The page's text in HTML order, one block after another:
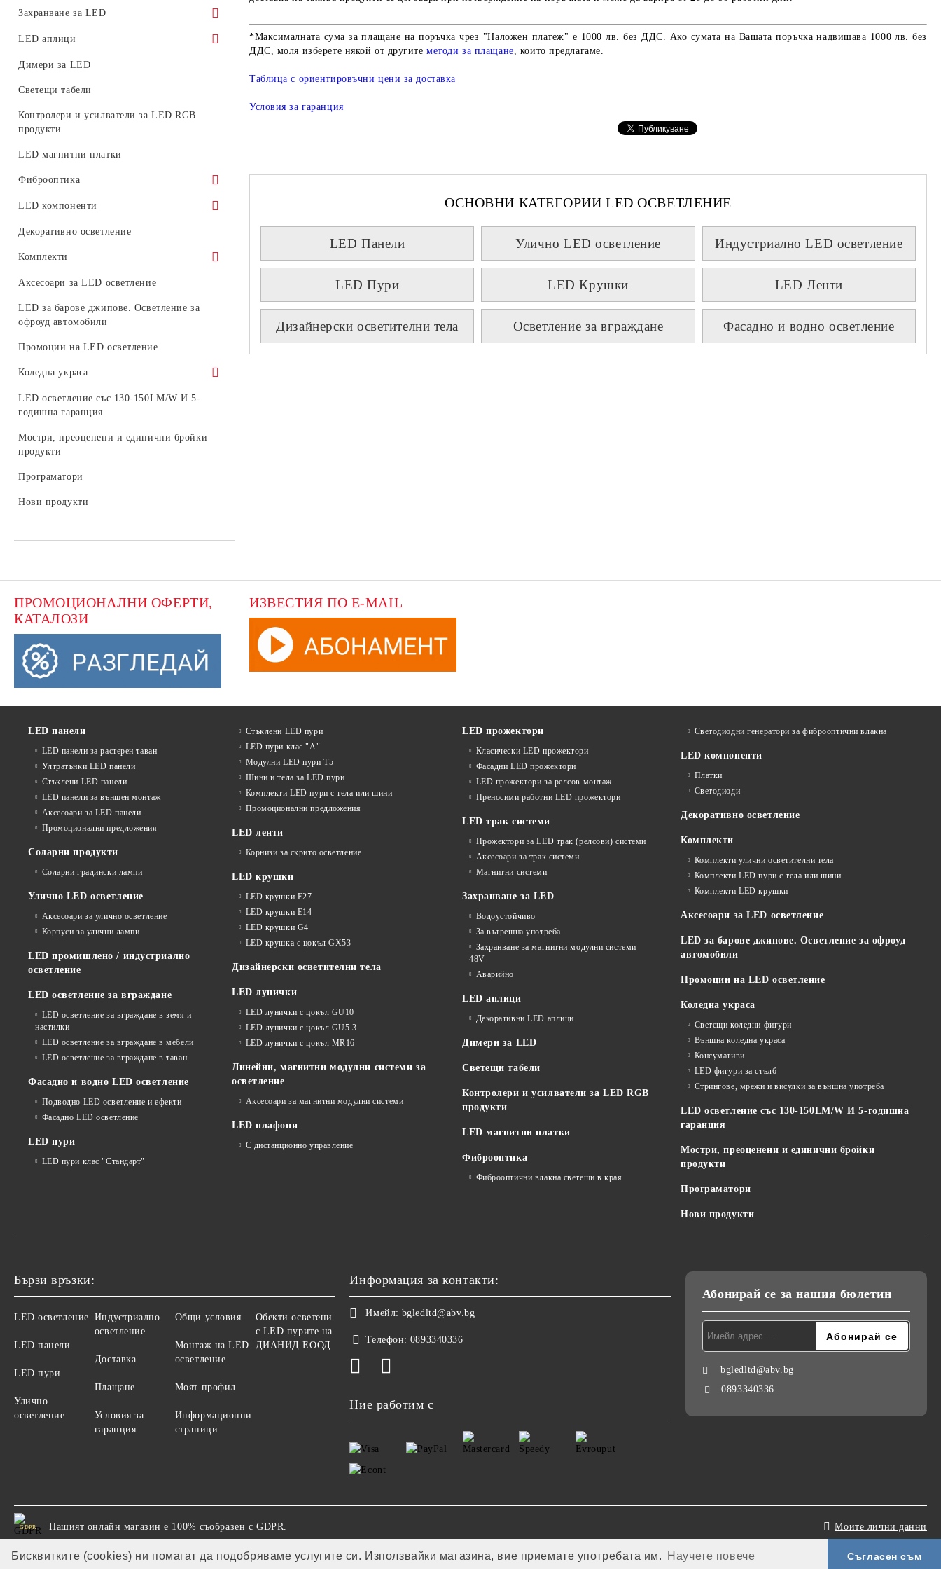
Бисквитките (cookies) ни помагат да подобряваме услугите си. Използвайки магазина, вие приемате употребата им. Научете повече Съгласен съм
Фасадни LED прожектори
LED прожектори за релсов монтаж
Преносими работни LED прожектори
Прожектори за LED трак (релсови)
Захранване за LED
Водоустойчиво
За вътрешна употреба
Захранване за магнитни модулни
Аварийно
LED аплици
Декоративни LED аплици
Димери за LED
Светещи табели
Контролери и усилватели за LED RGB
продукти
LED магнитни платки
Фиброоптика
Фиброоптични влакна светещи в края
Светодиодни генератори за
LED компоненти
Платки
Светодиоди
Декоративно осветление
Комплекти
Комплекти улични осветителни тела
Комплекти LED пури с тела или
шини
Комплекти LED крушки
Аксесоари за LED осветление
LED за барове джипове. Осветление за
офроуд автомобили
Промоции на LED осветление
Коледна украса
Светещи коледни фигури
Консумативи
LED фигури за стълб
Стрингове, мрежи и висулки за
LED осветление със 130-150LM/W И 5-
годишна гаранция
Мостри, преоценени и единични бройки
продукти
Програматори
Нови продукти
*Максималната сума за плащане на поръчка чрез "Наложен платеж" е 1000 лв. без ДДС. Ако сумата на Вашата поръчка надвишава 1000 лв. без
ДДС, моля изберете някой от другитеметоди за плащане, които предлагаме.
Таблица с ориентировъчни цени за доставка
Условия за гаранция
ОСНОВНИ КАТЕГОРИИ LED ОСВЕТЛЕНИЕ
LED Панели Улично LED осветление Индустриално LED осветление
LED Пури LED Крушки LED Ленти
Дизайнерски осветителни тела Осветление за вграждане Фасадно и водно осветление
ПРОМОЦИОНАЛНИ ОФЕРТИ,
КАТАЛОЗИ
ИЗВЕСТИЯ ПО E-MAIL
LED панели
LED панели за растерен таван
Ултратънки LED панели
Стъклени LED панели
LED панели за външен монтаж
Аксесоари за LED панели
Промоционални предложения
Соларни продукти
Соларни градински лампи
Улично LED осветление
Аксесоари за улично осветление
Корпуси за улични лампи
LED промишлено / индустриално
осветление
LED осветление за вграждане
LED осветление за вграждане в земя и
настилки
LED осветление за вграждане в мебели
LED осветление за вграждане в таван
Фасадно и водно LED осветление
Подводно LED осветление и ефекти
Фасадно LED осветление
LED пури
LED пури клас "Стандарт"
Стъклени LED пури
LED пури клас "А"
Модулни LED пури T5
Шини и тела за LED пури
Комплекти LED пури с тела или шини
Промоционални предложения
LED ленти
Корнизи за скрито осветление
LED крушки
LED крушки E27
LED крушки E14
LED крушки G4
LED крушка с цокъл GX53
Дизайнерски осветителни тела
LED лунички
LED лунички с цокъл GU10
LED лунички с цокъл GU5.3
LED лунички с цокъл MR16
Линейни, магнитни модулни системи за
осветление
Аксесоари за магнитни модулни системи
LED плафони
С дистанционно управление
LED прожектори
Класически LED прожектори
Фасадни LED прожектори
LED прожектори за релсов монтаж
Преносими работни LED прожектори
LED трак системи
Прожектори за LED трак (релсови) системи
Аксесоари за трак системи
Магнитни системи
Захранване за LED
Водоустойчиво
За вътрешна употреба
Захранване за магнитни модулни системи
48V
Аварийно
LED аплици
Декоративни LED аплици
Димери за LED
Светещи табели
Контролери и усилватели за LED RGB
продукти
LED магнитни платки
Фиброоптика
Фиброоптични влакна светещи в края
Светодиодни генератори за фиброоптични влакна
LED компоненти
Платки
Светодиоди
Декоративно осветление
Комплекти
Комплекти улични осветителни тела
Комплекти LED пури с тела или шини
Комплекти LED крушки
Аксесоари за LED осветление
LED за барове джипове. Осветление за офроуд
автомобили
Промоции на LED осветление
Коледна украса
Светещи коледни фигури
Външна коледна украса
Консумативи
LED фигури за стълб
Стрингове, мрежи и висулки за външна употреба
LED осветление със 130-150LM/W И 5-годишна
гаранция
Мостри, преоценени и единични бройки
продукти
Програматори
Нови продукти
Бързи връзки:
LED осветление
LED панели
LED пури
Улично
осветление
Индустриално
осветление
Доставка
Плащане
Условия за
гаранция
Общи условия
Монтаж на LED
осветление
Моят профил
Информационни
страници
Обекти осветени
с LED пурите на
ДИАНИД ЕООД
Информация за контакти:
Имейл: bgledltd@abv.bg
Телефон: 0893340336
Ние работим с
Абонирай се за нашия бюлетин
bgledltd@abv.bg
0893340336
GDPR Нашият онлайн магазин е 100% съобразен с GDPR. Моите лични данни
Онлайн магазин от SELITON